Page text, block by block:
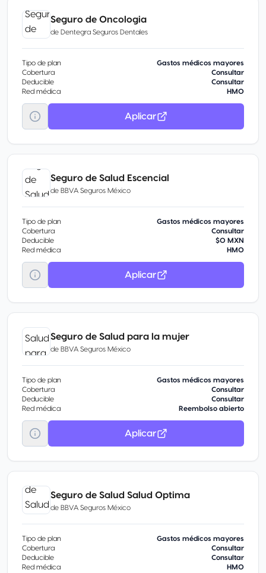
Seguro de Oncologia
de Dentegra Seguros Dentales
Tipo de plan
Gastos médicos mayores
Cobertura
Consultar
Deducible
Consultar
Red médica
HMO
Aplicar
Seguro de Salud Escencial
de BBVA Seguros México
Tipo de plan
Gastos médicos mayores
Cobertura
Consultar
Deducible
$0 MXN
Red médica
HMO
Aplicar
Seguro de Salud para la mujer
de BBVA Seguros México
Tipo de plan
Gastos médicos mayores
Cobertura
Consultar
Deducible
Consultar
Red médica
Reembolso abierto
Aplicar
Seguro de Salud Salud Optima
de BBVA Seguros México
Tipo de plan
Gastos médicos mayores
Cobertura
Consultar
Deducible
Consultar
Red médica
HMO